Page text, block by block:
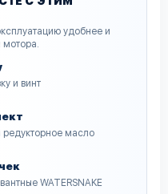
удобнее и
мотора.
и винт
редукторное масло
WATERSNAKE